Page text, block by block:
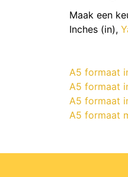
Maak een
Inches (in),
A5 formaat
A5 formaat
A5 formaat
A5 formaat